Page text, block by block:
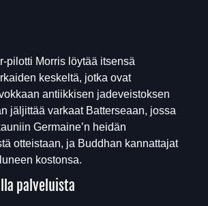
pilotti Morris löytää itsensä
keskeltä, jotka ovat
antiikkisen jadeveistoksen
jäljittää varkaat Batterseaan, jossa
Germaine’n heidän
otteistaan, ja Buddhan kannattajat
kostonsa.
palveluista